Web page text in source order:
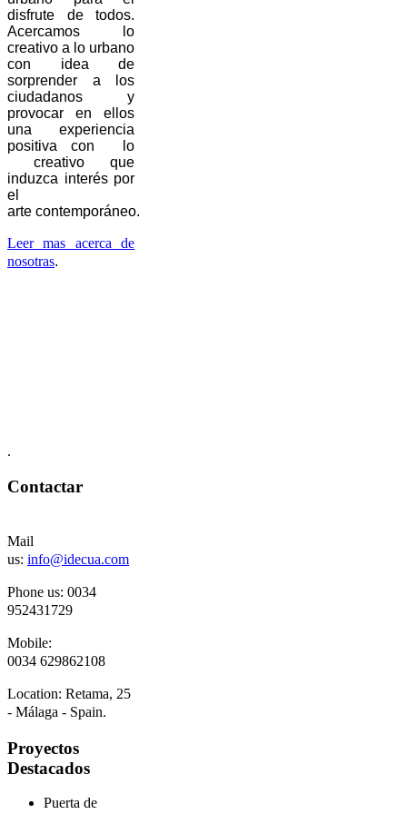
disfrute de todos.
Acercamos lo
creativo a lo urbano
con idea de
sorprender a los
ciudadanos y
provocar en ellos
una experiencia
positiva con lo
creativo que
induzca interés por
el
arte contemporáneo.
Leer mas acerca de
nosotras.
.
Contactar
Mail
us: info@idecua.com
Phone us: 0034
952431729
Mobile:
0034 629862108
Location: Retama, 25
- Málaga - Spain.
Proyectos
Destacados
Puerta de